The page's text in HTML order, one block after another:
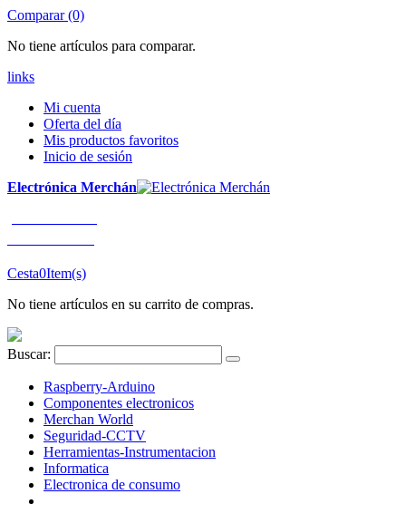
Comparar (0)
No tiene artículos para comparar.
links
Mi cuenta
Oferta del día
Mis productos favoritos
Inicio de sesión
Electrónica Merchán
Cesta0Item(s)
No tiene artículos en su carrito de compras.
Buscar:
Raspberry-Arduino
Componentes electronicos
Merchan World
Seguridad-CCTV
Herramientas-Instrumentacion
Informatica
Electronica de consumo